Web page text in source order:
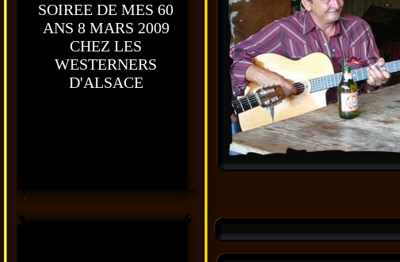
SOIREE DE MES 60
ANS 8 MARS 2009
CHEZ LES
WESTERNERS
D'ALSACE